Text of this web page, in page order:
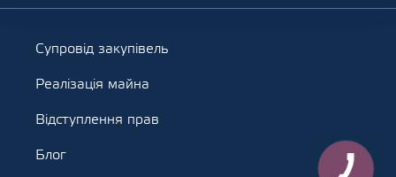
Супровід закупівель
Реалізація майна
Відступлення прав
Блог